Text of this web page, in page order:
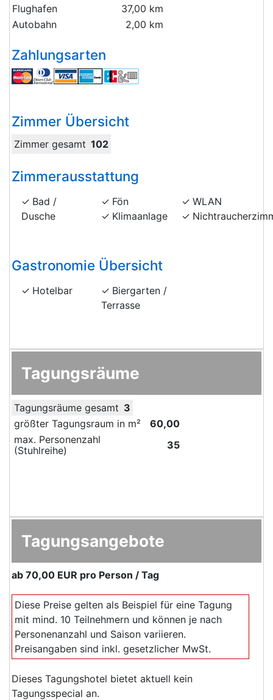
Flughafen
37,00 km
Autobahn
2,00 km
Zahlungsarten
Zimmer Übersicht
Zimmer gesamt 102
Zimmerausstattung
Bad /
Dusche
Fön
Klimaanlage
WLAN
Gastronomie Übersicht
Hotelbar
Biergarten /
Terrasse
Tagungsräume
Tagungsräume gesamt 3
größter Tagungsraum in m²
60,00
max. Personenzahl
(Stuhlreihe)
35
Tagungsangebote
ab 70,00 EUR pro Person / Tag
Diese Preise gelten als Beispiel für eine Tagung
mit mind. 10 Teilnehmern und können je nach
Personenanzahl und Saison variieren.
Preisangaben sind inkl. gesetzlicher MwSt.
Dieses Tagungshotel bietet aktuell kein
Tagungsspecial an.